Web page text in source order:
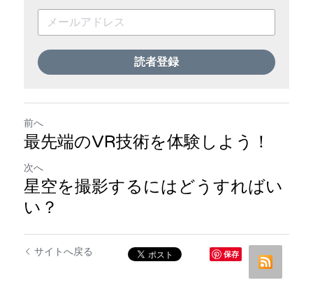
読者登録
前へ
最先端のVR技術を体験しよう！
次へ
星空を撮影するにはどうすればい
い？
サイトへ戻る 保存